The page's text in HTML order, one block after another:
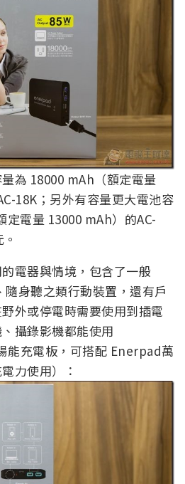
為 18000 mAh（額定電量
18K；另外有容量更大電池容
定電量 13000 mAh）的AC-
電器與情境，包含了一般
隨身聽之類行動裝置，還有戶
外或停電時需要使用到插電
攝錄影機都能使用
能充電板，可搭配 Enerpad萬
力使用）：